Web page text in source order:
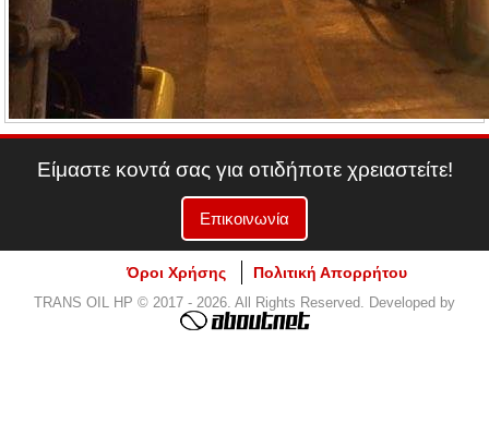
Είμαστε κοντά σας για οτιδήποτε χρειαστείτε!
Επικοινωνία
Όροι Χρήσης Πολιτική Απορρήτου
TRANS OIL HP © 2017 - 2026. All Rights Reserved. Developed by